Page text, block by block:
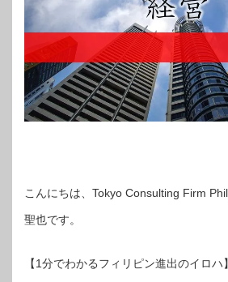
こんにちは、Tokyo Consulting Firm
聖也です。
【1分でわかるフィリピン進出のイロハ】